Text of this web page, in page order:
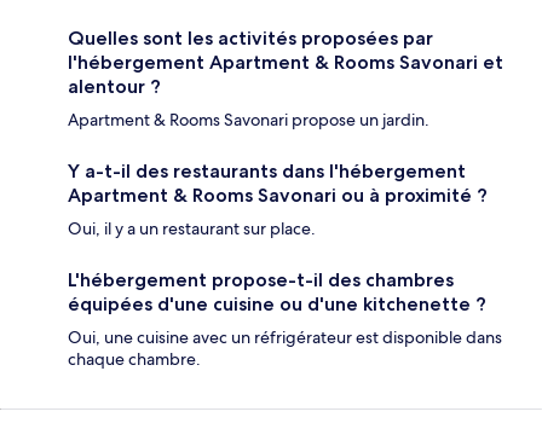
Quelles sont les activités proposées par
l'hébergement Apartment & Rooms Savonari et
alentour ?
Apartment & Rooms Savonari propose un jardin.
Y a-t-il des restaurants dans l'hébergement
Apartment & Rooms Savonari ou à proximité ?
Oui, il y a un restaurant sur place.
L'hébergement propose-t-il des chambres
équipées d'une cuisine ou d'une kitchenette ?
Oui, une cuisine avec un réfrigérateur est disponible dans
chaque chambre.